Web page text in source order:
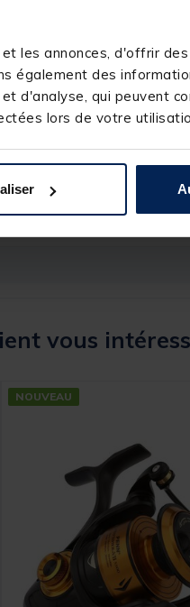
les annonces, d'offrir
également des
d'analyse, qui peuvent
lors de votre
vous
NOUVEAU